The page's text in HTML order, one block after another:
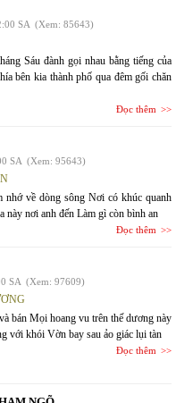
SA (Xem: 85643)
Sáu đành gọi nhau bằng tiếng của
bên kia thành phố qua đêm gối chăn
Đọc thêm
SA (Xem: 95643)
nhớ về dòng sông Nơi có khúc quanh
này nơi anh đến Làm gì còn bình an
Đọc thêm
SA (Xem: 97609)
bán Mọi hoang vu trên thế dương này
với khói Vờn bay sau ảo giác lụi tàn
Đọc thêm